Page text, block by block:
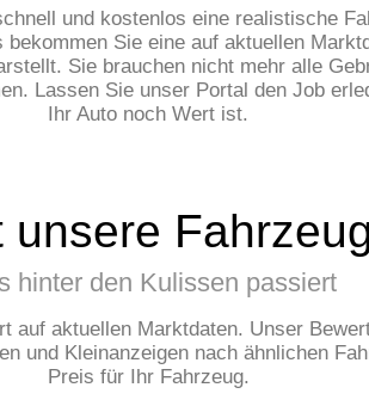
und kostenlos eine realistische
Sie eine auf aktuellen
Sie brauchen nicht mehr alle
Lassen Sie unser Portal den Job
Ihr Auto noch Wert ist.
hinter den Kulissen passiert
auf aktuellen Marktdaten. Unser
und Kleinanzeigen nach ähnlichen
Preis für Ihr Fahrzeug.